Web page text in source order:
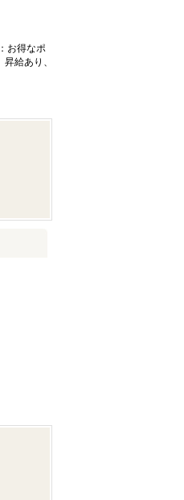
お得なポ
給あり、